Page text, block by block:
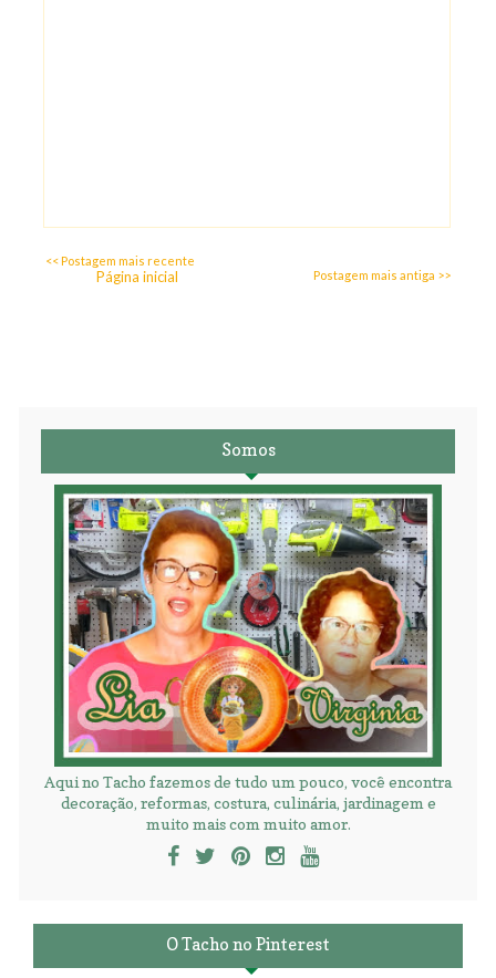
<< Postagem mais recente
Postagem mais antiga >>
Página inicial
Somos
Aqui no Tacho fazemos de tudo um pouco, você encontra
decoração, reformas, costura, culinária, jardinagem e
muito mais com muito amor.
O Tacho no Pinterest